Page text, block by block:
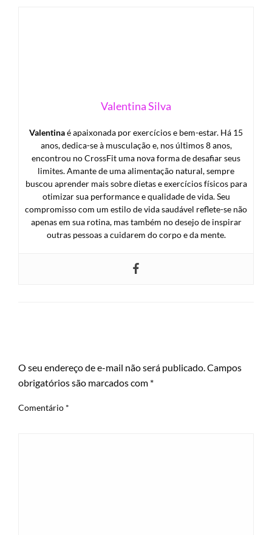
Valentina Silva
Valentinaé apaixonada por exercícios e bem-estar. Há 15
anos, dedica-se à musculação e, nos últimos 8 anos,
encontrou no CrossFit uma nova forma de desafiar seus
limites. Amante de uma alimentação natural, sempre
buscou aprender mais sobre dietas e exercícios físicos para
otimizar sua performance e qualidade de vida. Seu
compromisso com um estilo de vida saudável reflete-se não
apenas em sua rotina, mas também no desejo de inspirar
outras pessoas a cuidarem do corpo e da mente.
O seu endereço de e-mail não será publicado. Campos
obrigatórios são marcados com *
Comentário *